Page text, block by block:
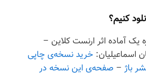
کنیم؟
یک آماده اثر ارنست کلاین –
اسماعیلیان: خرید نسخه‌ی چاپی
باژ – صفحه‌ی این نسخه در